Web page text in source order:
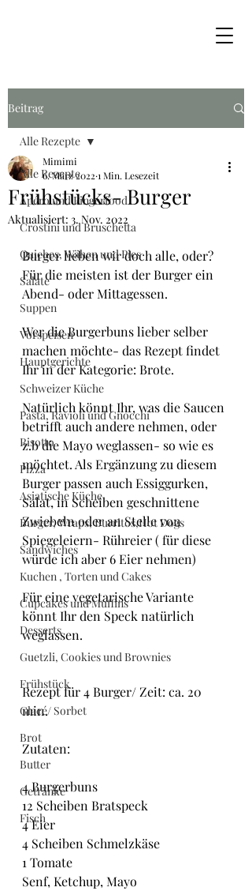
Beitrag
Alle Rezepte
Apéro und Fingerfood
Crostini und Bruschetta
Quiches, Wähen und Pies
Salate
Suppen
Vorspeisen
Hauptgerichte
Schweizer Küche
Pasta, Ravioli und Gnocchi
Risotto
Pizza
Asiatische Küche
Burger, Wraps, Burritos,Hot Dogs
Sandwiches
Kuchen , Torten und Cakes
Cupcakes und Muffins
Desserts
Guetzli, Cookies und Brownies
Frühstück
Glacé/ Sorbet
Brot
Butter
Getränke
Fisch
Alle Rezepte
Frühstücks- Burger
Mimimi
6. März 2022 1 Min. Lesezeit
Aktualisiert: 3. Nov. 2022
Burger lieben wir doch alle, oder?
Für die meisten ist der Burger ein
Abend- oder Mittagessen.
Wer die Burgerbuns lieber selber
machen möchte- das Rezept findet
Ihr in der Kategorie: Brote.
Natürlich könnt Ihr, was die Saucen
betrifft auch andere nehmen, oder
z.b die Mayo weglassen- so wie es
möchtet. Als Ergänzung zu diesem
Burger passen auch Essiggurken,
Salat, in Scheiben geschnittene
Zwiebeln oder an Stelle von
Spiegeleiern- Rühreier ( für diese
würde ich aber 6 Eier nehmen)
Für eine vegetarische Variante
könnt Ihr den Speck natürlich
weglassen.
Rezept für 4 Burger/ Zeit: ca. 20
min.
Zutaten:
4 Burgerbuns
12 Scheiben Bratspeck
4 Eier
4 Scheiben Schmelzkäse
1 Tomate
Senf, Ketchup, Mayo